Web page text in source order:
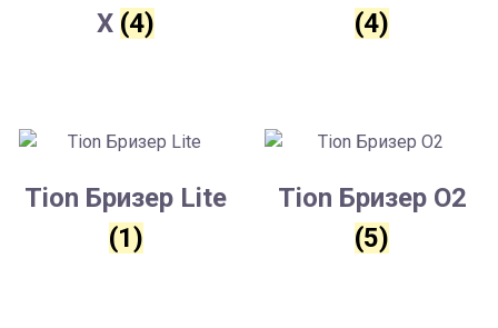
X (4)
(4)
Tion Бризер Lite
(1)
Tion Бризер O2
(5)